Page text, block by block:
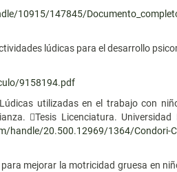
10915/147845/
lúdicas para el desarrollo
9158194.pdf
utilizadas en el trabajo con
Tesis Licenciatura. Universidad
handle/20.500.12969/1364/Condori-
mejorar la motricidad gruesa en